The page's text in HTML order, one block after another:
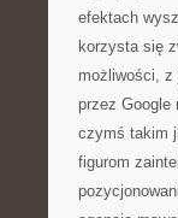
efektach
korzysta się
możliwości,
przez Google
czymś takim
figurom